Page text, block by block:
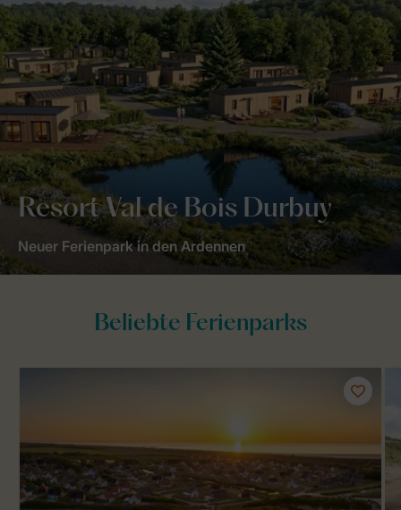
Resort Val de Bois Durbuy
Neuer Ferienpark in den Ardennen